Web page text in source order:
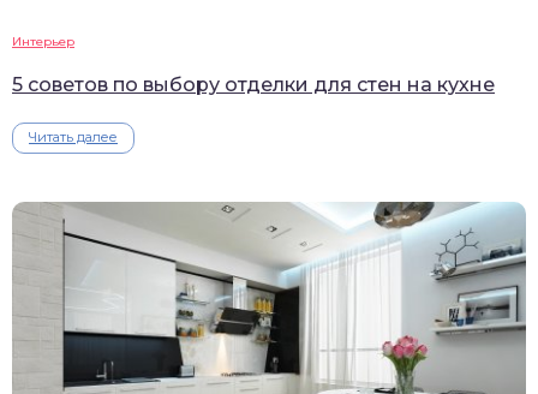
Интерьер
5 советов по выбору отделки для стен на кухне
Читать далее